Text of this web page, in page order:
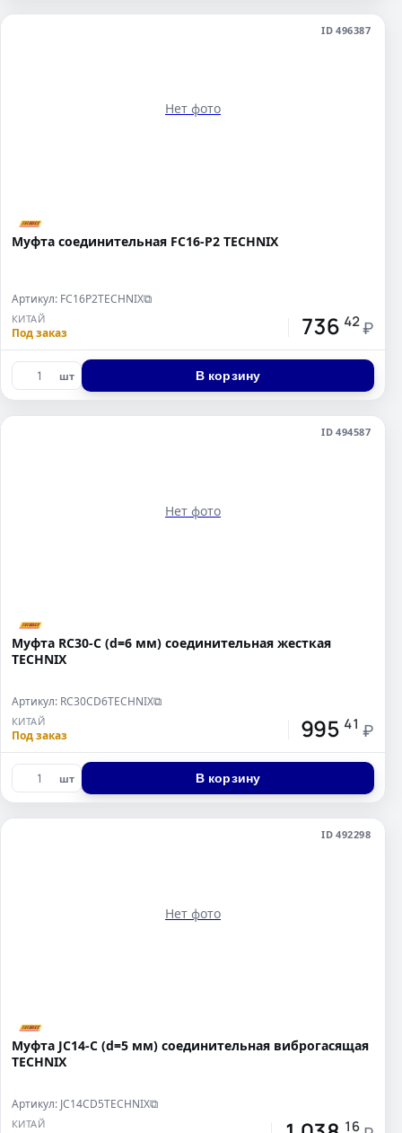
ID 496387
Нет фото
Муфта соединительная FC16-P2 TECHNIX
Артикул: FC16P2TECHNIX⧉
КИТАЙ
Под заказ 736 42 ₽
шт В корзину
ID 494587
Нет фото
Муфта RC30-C (d=6 мм) соединительная жесткая
TECHNIX
Артикул: RC30CD6TECHNIX⧉
КИТАЙ
Под заказ 995 41 ₽
шт В корзину
ID 492298
Нет фото
Муфта JC14-C (d=5 мм) соединительная виброгасящая
TECHNIX
Артикул: JC14CD5TECHNIX⧉
КИТАЙ
16